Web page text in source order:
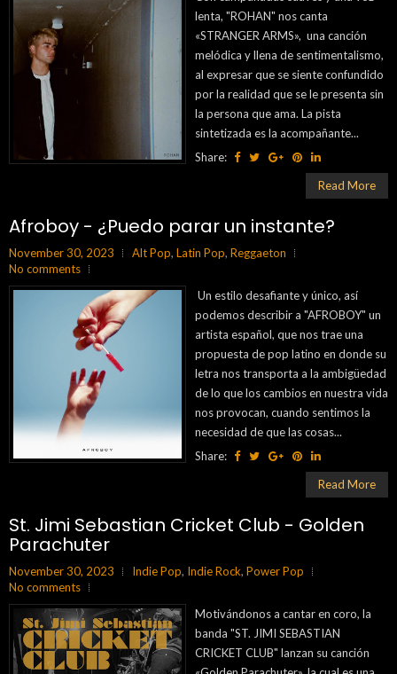
lenta, "ROHAN" nos canta
«STRANGER ARMS», una canción
melódica y llena de sentimentalismo,
al expresar que se siente confundido
por la realidad que se le presenta sin
la persona que ama. La pista
sintetizada es la acompañante...
Share:
Read More
Afroboy - ¿Puedo parar un instante?
November 30, 2023 Alt Pop, Latin Pop, Reggaeton
No comments
Un estilo desafiante y único, así
podemos describir a "AFROBOY" un
artista español, que nos trae una
propuesta de pop latino en donde su
letra nos transporta a la ambigüedad
de lo que los cambios en nuestra vida
nos provocan, cuando sentimos la
necesidad de que las cosas...
Share:
Read More
St. Jimi Sebastian Cricket Club - Golden
Parachuter
November 30, 2023 Indie Pop, Indie Rock, Power Pop
No comments
Motivándonos a cantar en coro, la
banda "ST. JIMI SEBASTIAN
CRICKET CLUB" lanzan su canción